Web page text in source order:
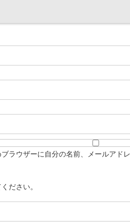
ラウザーに自分の名前、メールアド
ださい。